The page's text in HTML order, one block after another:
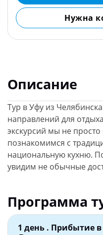
Описание
Тур в Уфу из
направлений для
экскурсий мы не
познакомимся с
национальную кухню.
увидим не обычные
Программа
1 день . Прибытие в Уфу и посещение
Нужна